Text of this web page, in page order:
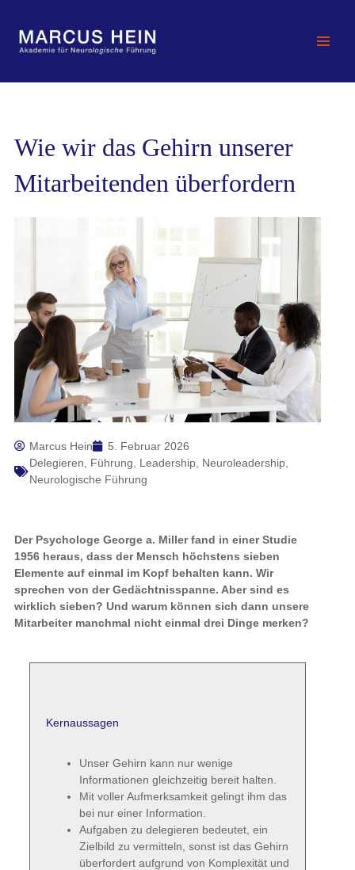
springen
Wie wir das Gehirn unserer
Mitarbeitenden überfordern
Marcus Hein
5. Februar 2026
Delegieren
Führung Leadership, Neuroleadership,
Neurologische Führung
Der Psychologe George a. Miller fand in einer Studie
1956 heraus, dass der Mensch höchstens sieben
Elemente auf einmal im Kopf behalten kann. Wir
sprechen von der Gedächtnisspanne. Aber sind es
wirklich sieben? Und warum können sich dann unsere
Mitarbeiter manchmal nicht einmal drei Dinge merken?
Kernaussagen
Unser Gehirn kann nur wenige
Informationen gleichzeitig bereit halten.
Mit voller Aufmerksamkeit gelingt ihm das
bei nur einer Information.
Aufgaben zu delegieren bedeutet, ein
Zielbild zu vermitteln, sonst ist das Gehirn
überfordert aufgrund von Komplexität und